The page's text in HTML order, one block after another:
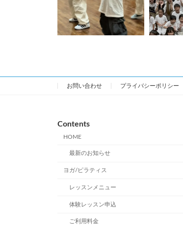
お問い合わせ プライバシーポリシー
Contents
HOME
最新のお知らせ
ヨガ/ピラティス
レッスンメニュー
体験レッスン申込
ご利用料金